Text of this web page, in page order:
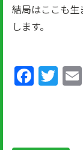
結局はここも
します。